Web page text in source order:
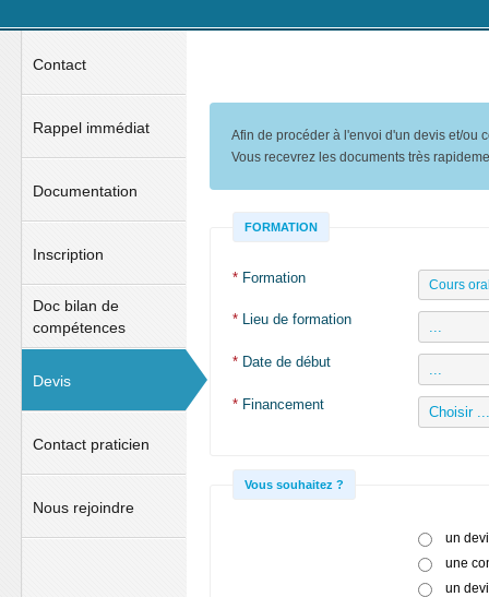
Contact
Rappel immédiat
Documentation
Inscription
Doc bilan de
compétences
Devis
Contact praticien
Nous rejoindre
Afin de procéder à l'envoi d'un devis et/ou
Vous recevrez les documents très
FORMATION
* Formation
* Lieu de formation
* Date de début
* Financement
Vous souhaitez ?
un
une
un